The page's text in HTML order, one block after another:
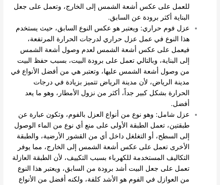
للعمل على عكس أشعة الشمس إلى الخارج، وتعمل على جعل
البناية أكثر برودة عن السابق.
عزل فوم حراري: ويعتبر هو عكس النوع السابق، حيث يستخدم
هذا النوع في عمل عزل حراري لدرجات الحرارة المرتفعة،
فيعمل على عكس أشعة الشمس لعدم وصول أشعة الشمس
إلى البناية، وبالتالي تعمل على برودة البيت، بسبب حفظ البيت
من وصول أشعة الشمس عليها، وتعتبر هي من أفضل الأنواع في
مدينة الرياض، لأن مدينة الرياض تتميز بزيادة في درجات
الحرارة بشكل كبير جداً، أكثر من نزول الأمطار، وهو ما يعد
أفضل.
عزل شامل: وهو نوع من أنواع العزل بالفوم، وتكون عبارة عن
طبقتين، تعمل الطبقة الأولى على منع أي نوع من الماء الوصول
إلى السطح، أو التغلغل داخل أي من القشور الأرضية، والطبقة
الأخرى تعمل على عكس أشعة الشمس إلى الخارج، مما يوفر
التكاليف المستخدمة للكهرباء بسبب التكييف، لأن الطبقة العازلة
تعمل على جعل البيت أشد برودة من السابق، ويعتبر هذا النوع
من العوازل في الفوم هو الأشد كلفة، ولكنه أفضل من الأنواع